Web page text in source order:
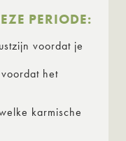
PERIODE:
voordat je
het
karmische